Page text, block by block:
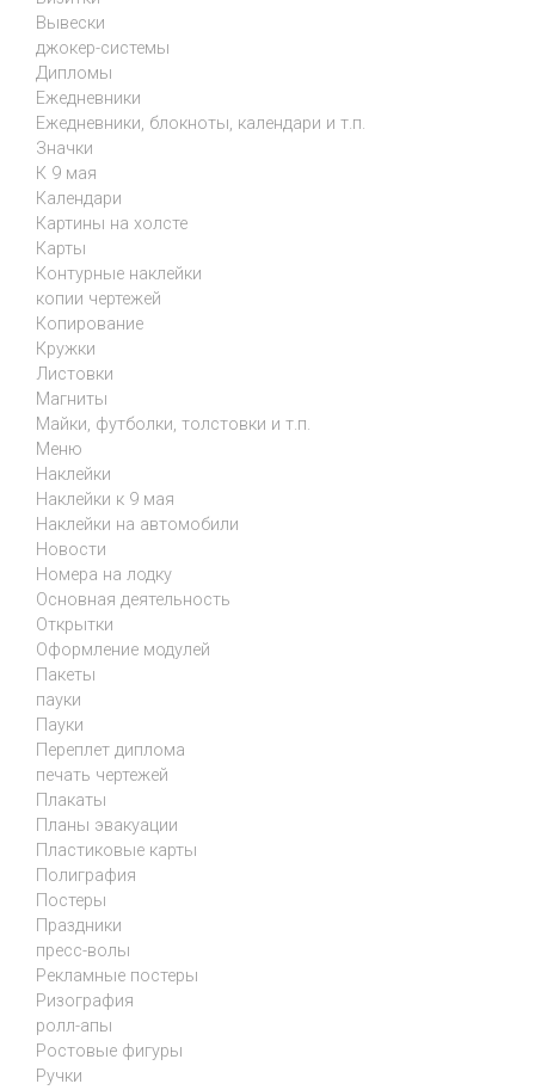
Вывески
джокер-системы
Дипломы
Ежедневники
Ежедневники, блокноты, календари и т.п.
Значки
К 9 мая
Календари
Картины на холсте
Карты
Контурные наклейки
копии чертежей
Копирование
Кружки
Листовки
Магниты
Майки, футболки, толстовки и т.п.
Меню
Наклейки
Наклейки к 9 мая
Наклейки на автомобили
Новости
Номера на лодку
Основная деятельность
Открытки
Оформление модулей
Пакеты
пауки
Пауки
Переплет диплома
печать чертежей
Плакаты
Планы эвакуации
Пластиковые карты
Полиграфия
Постеры
Праздники
пресс-волы
Рекламные постеры
Ризография
ролл-апы
Ростовые фигуры
Ручки